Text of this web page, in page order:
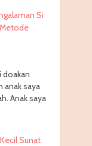
Si
doakan
anak saya
Anak saya
Sunat